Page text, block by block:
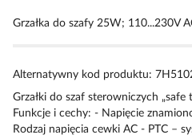
Grzałka do szafy 25W; 110...230V
Alternatywny kod produktu:
Grzałki do szaf sterowniczych „safe
Funkcje i cechy: - Napięcie
Rodzaj napięcia cewki AC - PTC –